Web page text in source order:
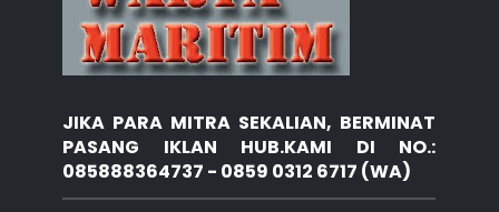
JIKA PARA MITRA SEKALIAN, BERMINAT
PASANG IKLAN HUB.KAMI DI NO.:
085888364737 - 0859 0312 6717 (WA)